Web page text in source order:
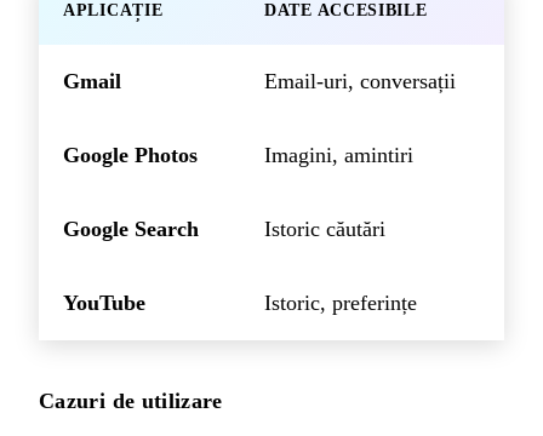
APLICAȚIE DATE ACCESIBILE
Gmail Email-uri, conversații
Google Photos Imagini, amintiri
Google Search Istoric căutări
YouTube Istoric, preferințe
Cazuri de utilizare